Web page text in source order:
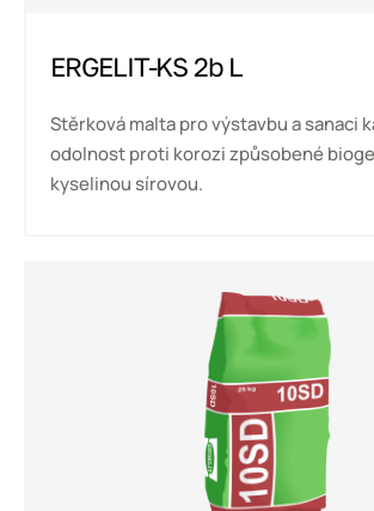
ERGELIT-KS 2b L
Stěrková malta pro výstavbu a sanaci
odolnost proti korozi způsobené
kyselinou sírovou.